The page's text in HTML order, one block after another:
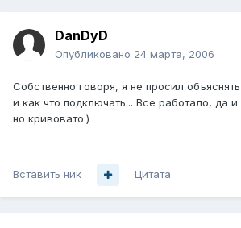
DanDyD
Опубликовано 24 марта, 2006
Собственно говоря, я не просил
и как что подключать... Все работало, да
но кривовато:)
Вставить ник Цитата